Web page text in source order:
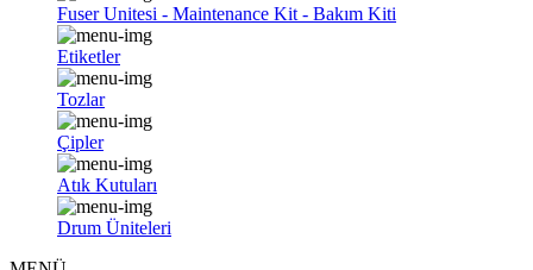
Fuser Unitesi - Maintenance Kit - Bakım Kiti
Etiketler
Tozlar
Çipler
Atık Kutuları
Drum Üniteleri